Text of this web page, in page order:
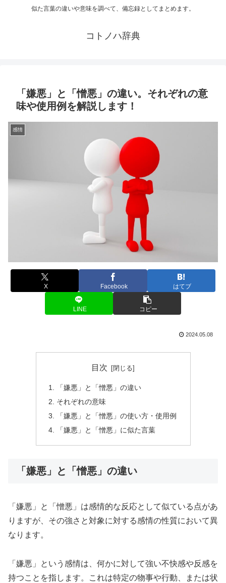
似た言葉の違いや意味を調べて、備忘録としてまとめます。
コトノハ辞典
「嫌悪」と「憎悪」の違い。それぞれの意
味や使用例を解説します！
感情
X Facebook はてブ
LINE コピー
2024.05.08
目次
「嫌悪」と「憎悪」の違い
それぞれの意味
「嫌悪」と「憎悪」の使い方・使用例
「嫌悪」と「憎悪」に似た言葉
「嫌悪」と「憎悪」の違い
「嫌悪」と「憎悪」は感情的な反応として似ている点があ
りますが、その強さと対象に対する感情の性質において異
なります。
「嫌悪」という感情は、何かに対して強い不快感や反感を
持つことを指します。これは特定の物事や行動、または状